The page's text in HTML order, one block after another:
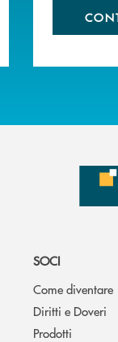
SOCI
Come diventare
Diritti e Doveri
Prodotti